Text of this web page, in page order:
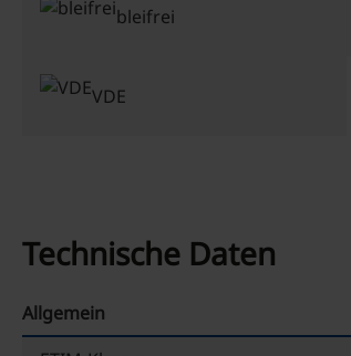
bleifrei
VDE
Technische Daten
Allgemein